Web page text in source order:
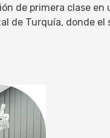
de primera clase
de Turquía, donde